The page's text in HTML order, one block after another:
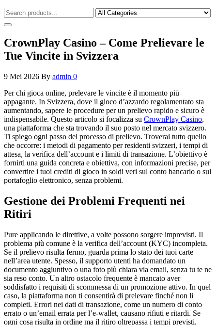
CrownPlay Casino – Come Prelievare le
Tue Vincite in Svizzera
9 Mei 2026 By admin 0
Per chi gioca online, prelevare le vincite è il momento più
appagante. In Svizzera, dove il gioco d’azzardo regolamentato sta
aumentando, sapere le procedure per un prelievo rapido e sicuro è
indispensabile. Questo articolo si focalizza su CrownPlay Casino,
una piattaforma che sta trovando il suo posto nel mercato svizzero.
Ti spiego ogni passo del processo di prelievo. Troverai tutto quello
che occorre: i metodi di pagamento per residenti svizzeri, i tempi di
attesa, la verifica dell’account e i limiti di transazione. L’obiettivo è
fornirti una guida concreta e obiettiva, con informazioni precise, per
convertire i tuoi crediti di gioco in soldi veri sul conto bancario o sul
portafoglio elettronico, senza problemi.
Gestione dei Problemi Frequenti nei
Ritiri
Pure applicando le direttive, a volte possono sorgere imprevisti. Il
problema più comune è la verifica dell’account (KYC) incompleta.
Se il prelievo risulta fermo, guarda prima lo stato dei tuoi carte
nell’area utente. Spesso, il supporto utenti ha domandato un
documento aggiuntivo o una foto più chiara via email, senza tu te ne
sia reso conto. Un altro ostacolo frequente è mancato aver
soddisfatto i requisiti di scommessa di un promozione attivo. In quel
caso, la piattaforma non ti consentirà di prelevare finché non li
completi. Errori nei dati di transazione, come un numero di conto
errato o un’email errata per l’e-wallet, causano rifiuti e ritardi. Se
ogni cosa risulta in ordine ma il ritiro oltrepassa i tempi previsti,